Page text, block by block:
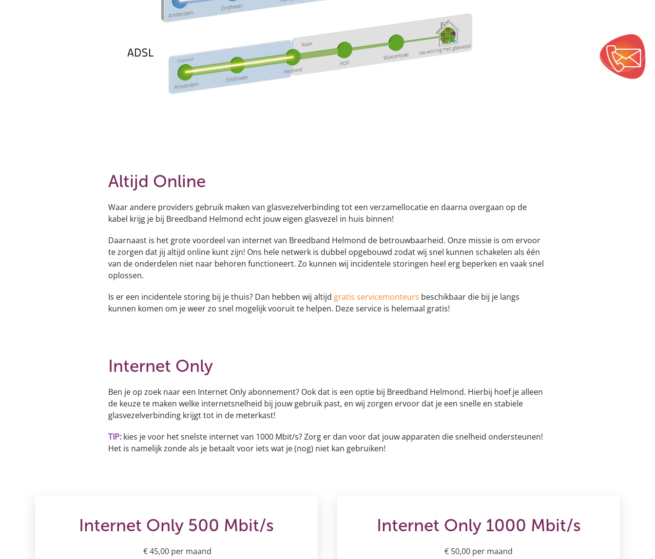
Altijd Online
Waar andere providers gebruik maken van glasvezelverbinding tot een verzamellocatie en daarna overgaan op de
kabel krijg je bij Breedband Helmond echt jouw eigen glasvezel in huis binnen!
Daarnaast is het grote voordeel van internet van Breedband Helmond de betrouwbaarheid. Onze missie is om ervoor
te zorgen dat jij altijd online kunt zijn! Ons hele netwerk is dubbel opgebouwd zodat wij snel kunnen schakelen als één
van de onderdelen niet naar behoren functioneert. Zo kunnen wij incidentele storingen heel erg beperken en vaak snel
oplossen.
Is er een incidentele storing bij je thuis? Dan hebben wij altijd gratis servicemonteurs beschikbaar die bij je langs
kunnen komen om je weer zo snel mogelijk vooruit te helpen. Deze service is helemaal gratis!
Internet Only
Ben je op zoek naar een Internet Only abonnement? Ook dat is een optie bij Breedband Helmond. Hierbij hoef je alleen
de keuze te maken welke internetsnelheid bij jouw gebruik past, en wij zorgen ervoor dat je een snelle en stabiele
glasvezelverbinding krijgt tot in de meterkast!
TIP: kies je voor het snelste internet van 1000 Mbit/s? Zorg er dan voor dat jouw apparaten die snelheid ondersteunen!
Het is namelijk zonde als je betaalt voor iets wat je (nog) niet kan gebruiken!
Internet Only 500 Mbit/s
€ 45,00 per maand
Internet Only 1000 Mbit/s
€ 50,00 per maand